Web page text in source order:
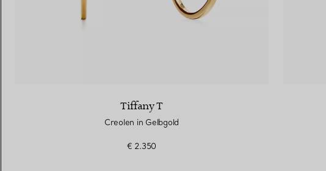
Tiffany T
Creolen in Gelbgold
€ 2.350